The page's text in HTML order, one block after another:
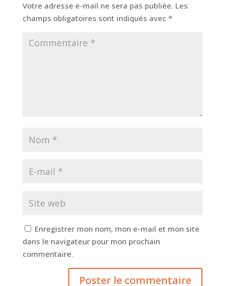
Votre adresse e-mail ne sera pas publiée. Les
champs obligatoires sont indiqués avec *
Enregistrer mon nom, mon e-mail et mon site
dans le navigateur pour mon prochain
commentaire.